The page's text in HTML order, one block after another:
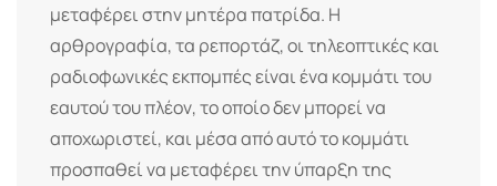
μεταφέρει στην μητέρα πατρίδα. Η
αρθρογραφία, τα ρεπορτάζ, οι τηλεοπτικές και
ραδιοφωνικές εκπομπές είναι ένα κομμάτι του
εαυτού του πλέον, το οποίο δεν μπορεί να
αποχωριστεί, και μέσα από αυτό το κομμάτι
προσπαθεί να μεταφέρει την ύπαρξη της